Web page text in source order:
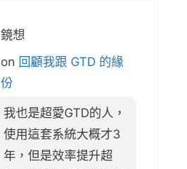
鏡想
on 回顧我跟 GTD 的緣
份
我也是超愛GTD的人，
使用這套系統大概才3
年，但是效率提升超